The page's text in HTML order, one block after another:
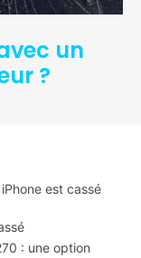
un
?
est cassé
: une option